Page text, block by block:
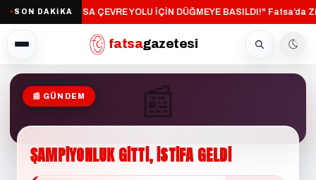
● SON DAKİKA"FATSA ÇEVRE YOLU İÇİN DÜĞMEYE BASILDI!"·Fatsa’da
fatsagazetesi
📰
📰 GÜNDEM
ŞAMPİYONLUKGİTTİ,İSTİFAGELDİ